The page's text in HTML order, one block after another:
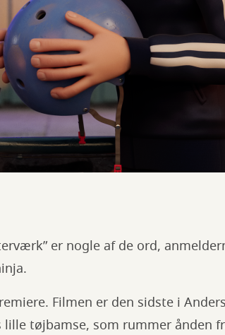
er nogle af de ord,
Filmen er den sidste i
tøjbamse, som rummer ånden